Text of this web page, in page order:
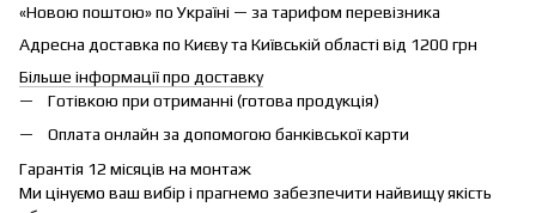
«Новою поштою» по Україні — за тарифом перевізника
Адресна доставка по Києву та Київській області від 1200 грн
Більше інформації про доставку
Готівкою при отриманні (готова продукція)
Оплата онлайн за допомогою банківської карти
Гарантія 12 місяців на монтаж
Ми цінуємо ваш вибір і прагнемо забезпечити найвищу якість